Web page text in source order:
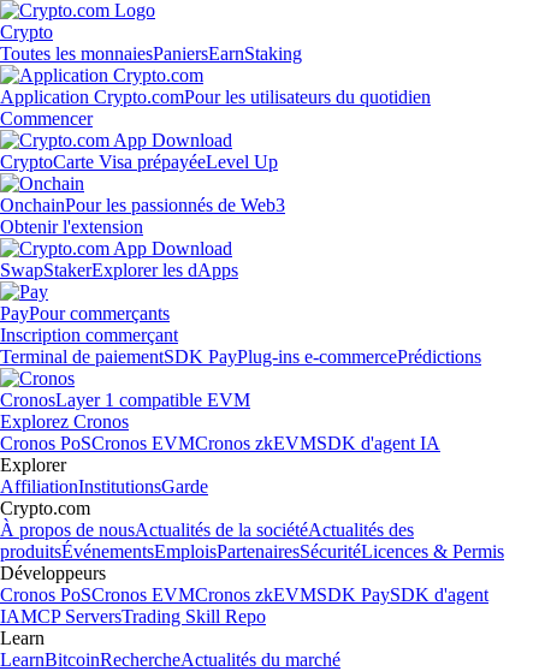
Crypto
Toutes les monnaiesPaniersEarnStaking
Application Crypto.comPour les utilisateurs du quotidien
Commencer
CryptoCarte Visa prépayéeLevel Up
OnchainPour les passionnés de Web3
Obtenir l'extension
SwapStakerExplorer les dApps
PayPour commerçants
Inscription commerçant
Terminal de paiementSDK PayPlug-ins e-commercePrédictions
CronosLayer 1 compatible EVM
Explorez Cronos
Cronos PoSCronos EVMCronos zkEVMSDK d'agent IA
Explorer
AffiliationInstitutionsGarde
Crypto.com
À propos de nousActualités de la sociétéActualités des
produitsÉvénementsEmploisPartenairesSécuritéLicences & Permis
Développeurs
Cronos PoSCronos EVMCronos zkEVMSDK PaySDK d'agent
IAMCP ServersTrading Skill Repo
Learn
LearnBitcoinRechercheActualités du marché